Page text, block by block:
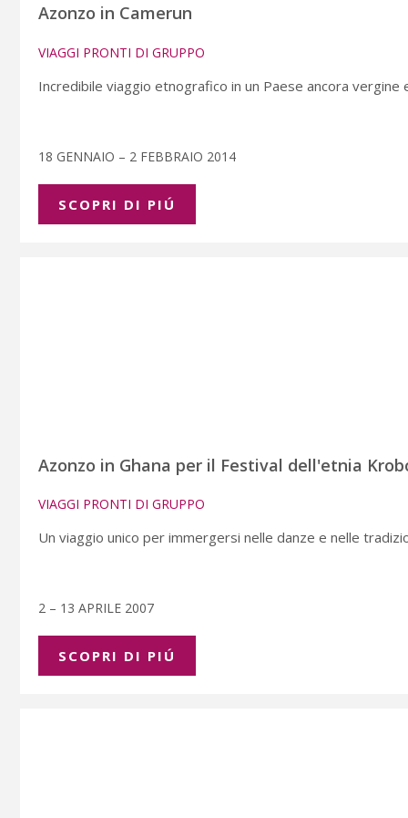
Azonzo in Camerun
VIAGGI PRONTI DI GRUPPO
Incredibile viaggio etnografico in un Paese ancora
18 GENNAIO – 2 FEBBRAIO 2014
SCOPRI DI PIÚ
Azonzo in Ghana per il Festival dell'etnia
VIAGGI PRONTI DI GRUPPO
Un viaggio unico per immergersi nelle danze e nelle
2 – 13 APRILE 2007
SCOPRI DI PIÚ